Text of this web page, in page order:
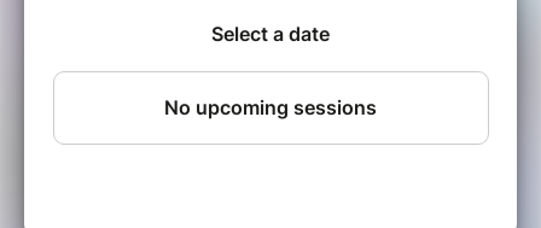
Jeune pianiste israélienne arrivée en France à
l’âge de 7 ans, Nina commence le piano
classique à 9 ans. Issue du Conservatoire
Darius Milhaud d'Aix en Provence et du CMDL,
ses influences principales vont de Bill Evans et